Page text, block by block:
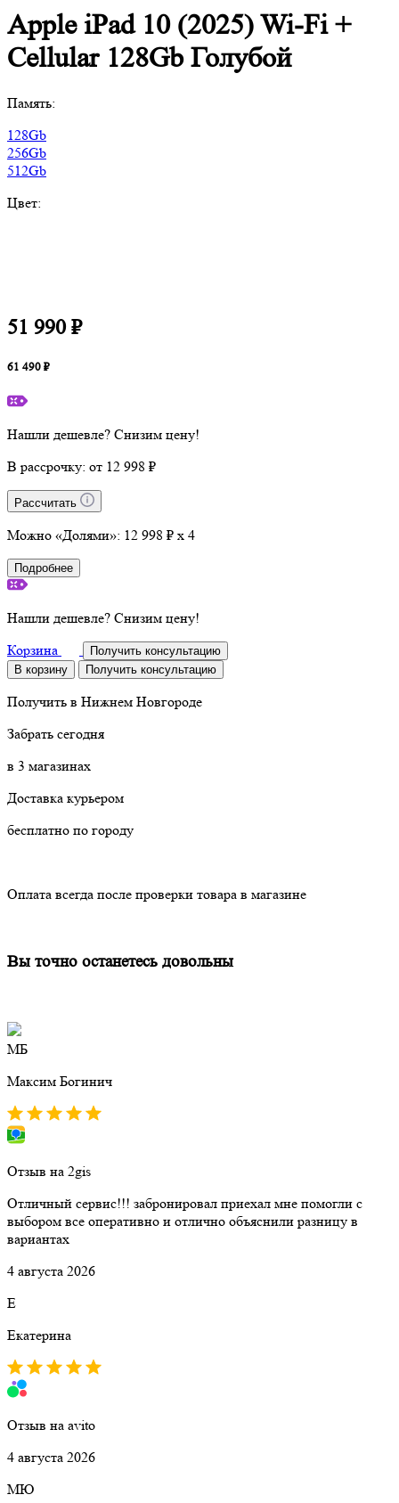
Apple iPad 10 (2025) Wi-Fi +
Cellular 128Gb Голубой
Память:
128Gb
256Gb
512Gb
Цвет:
51 990 ₽
61 490 ₽
Нашли дешевле? Снизим цену!
В рассрочку: от 12 998 ₽
Рассчитать
Можно «Долями»: 12 998 ₽ x 4
Подробнее
Нашли дешевле? Снизим цену!
Корзина
Получить консультацию
В корзину
Получить консультацию
Получить в Нижнем Новгороде
Забрать сегодня
в 3 магазинах
Доставка курьером
бесплатно по городу
Оплата всегда после проверки товара в магазине
Вы точно останетесь довольны
МБ
Максим Богинич
Отзыв на 2gis
Отличный сервис!!! забронировал приехал мне помогли с
выбором все оперативно и отлично объяснили разницу в
вариантах
4 августа 2026
Е
Екатерина
Отзыв на avito
4 августа 2026
МЮ